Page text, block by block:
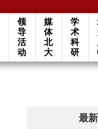
领
导
活
动
媒
体
北
大
学
术
科
研
最